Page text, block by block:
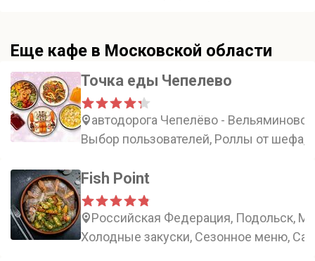
Еще кафе в Московской области
Точка еды Чепелево
автодорога Чепелёво - Вельяминово,
Выбор пользователей, Роллы от
Fish Point
Российская Федерация, Подольск,
Холодные закуски, Сезонное меню,